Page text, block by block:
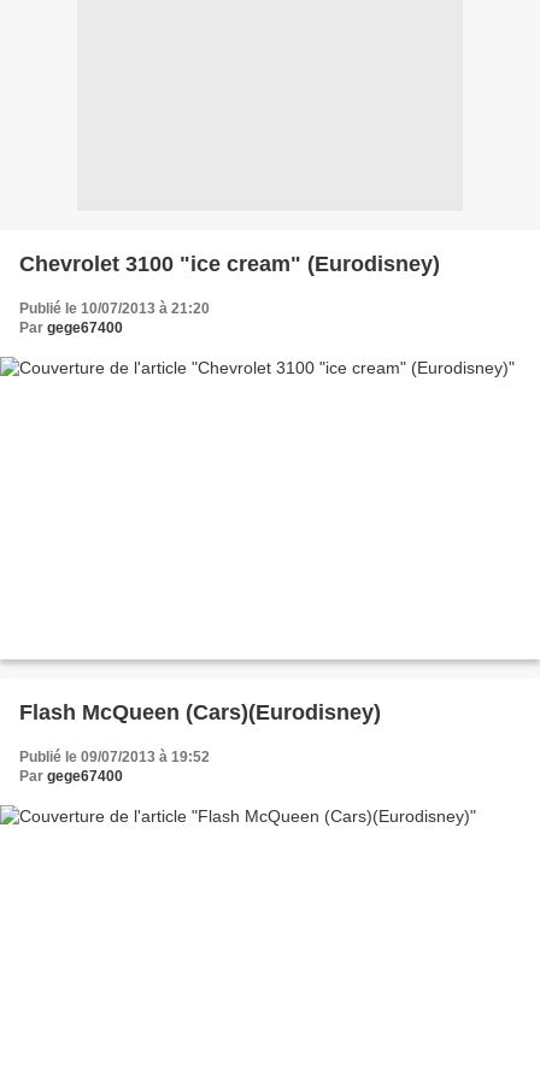
Chevrolet 3100 "ice cream" (Eurodisney)
Publié le 10/07/2013 à 21:20
Par gege67400
Flash McQueen (Cars)(Eurodisney)
Publié le 09/07/2013 à 19:52
Par gege67400